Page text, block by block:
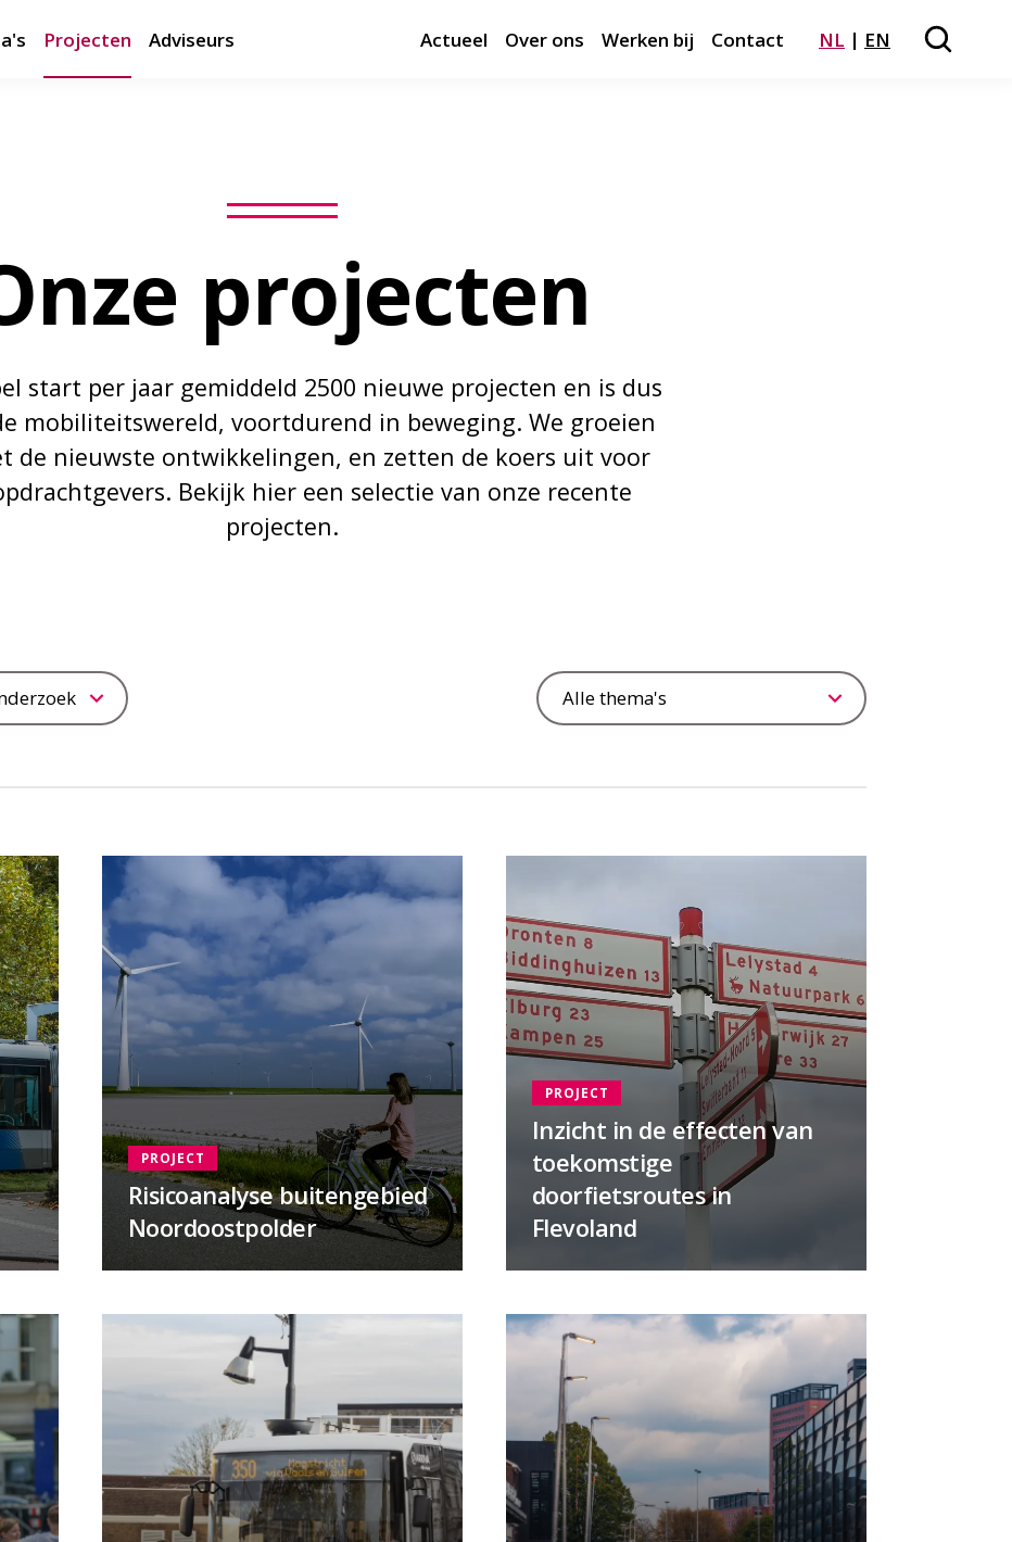
Zoeken
Projecten Adviseurs Actueel Over ons Werken bij Contact NL EN
projecten
start per jaar gemiddeld 2500 nieuwe projecten en is dus
mobiliteitswereld, voortdurend in beweging. We groeien
de nieuwste ontwikkelingen, en zetten de koers uit voor
Bekijk hier een selectie van onze recente
projecten.
Risicoanalyse buitengebied
Noordoostpolder
PROJECT
Inzicht in de effecten van
toekomstige
doorfietsroutes in
Flevoland
PROJECT